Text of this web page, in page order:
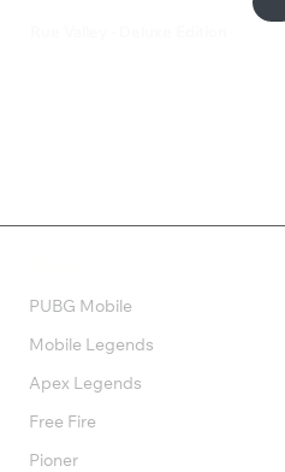
PUBG Mobile
Mobile Legends
Apex Legends
Free Fire
Pioner